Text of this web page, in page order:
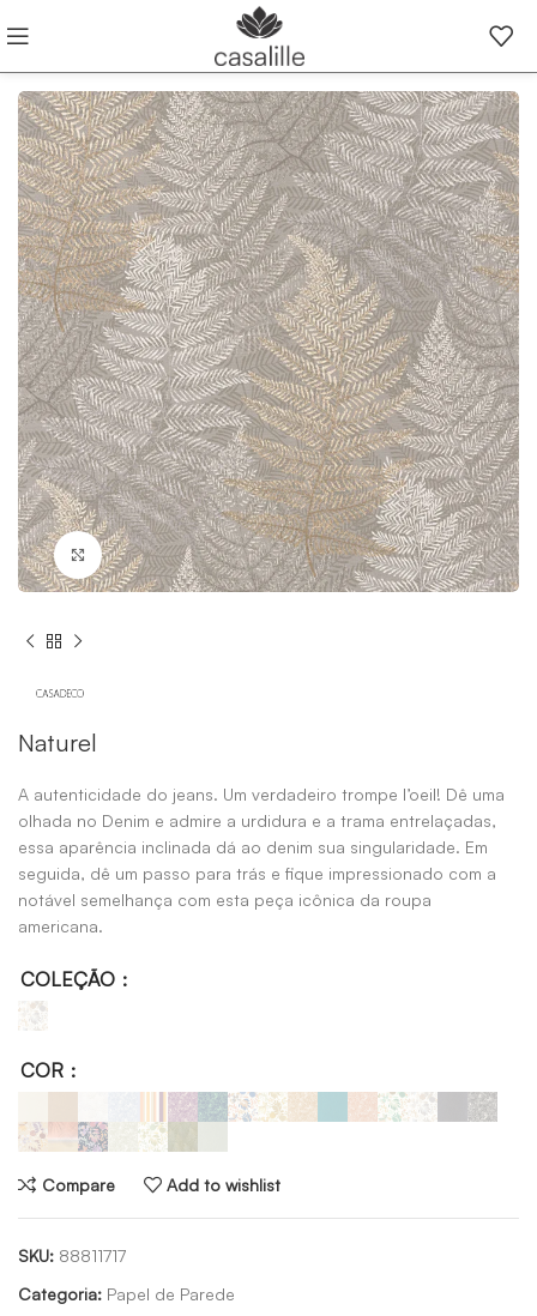
Click to enlarge
Naturel
A autenticidade do jeans. Um verdadeiro trompe l’oeil! Dê uma
olhada no Denim e admire a urdidura e a trama entrelaçadas,
essa aparência inclinada dá ao denim sua singularidade. Em
seguida, dê um passo para trás e fique impressionado com a
notável semelhança com esta peça icônica da roupa
americana.
COLEÇÃO
COR
Compare Add to wishlist
SKU: 88811717
Categoria: Papel de Parede